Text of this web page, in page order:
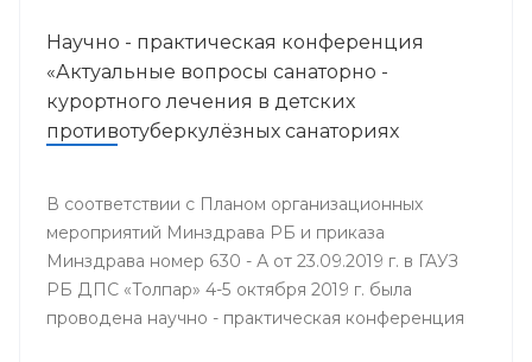
Научно - практическая конференция
«Актуальные вопросы санаторно -
курортного лечения в детских
противотуберкулёзных санаториях
В соответствии с Планом организационных
мероприятий Минздрава РБ и приказа
Минздрава номер 630 - А от 23.09.2019 г. в ГАУЗ
РБ ДПС «Толпар» 4-5 октября 2019 г. была
проводена научно - практическая конференция